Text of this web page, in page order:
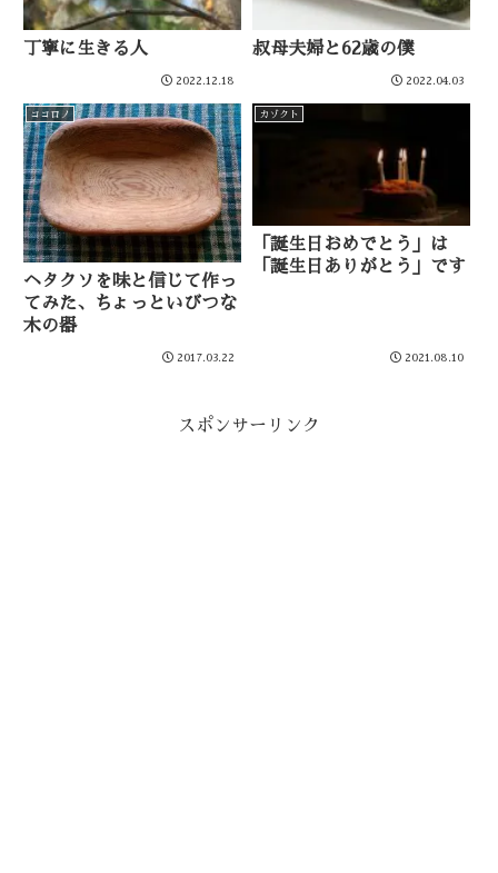
丁寧に生きる人
2022.12.18
叔母夫婦と62歳の僕
2022.04.03
ココロノ
ヘタクソを味と信じて作っ
てみた、ちょっといびつな
木の器
2017.03.22
カゾクト
「誕生日おめでとう」は
「誕生日ありがとう」です
2021.08.10
スポンサーリンク